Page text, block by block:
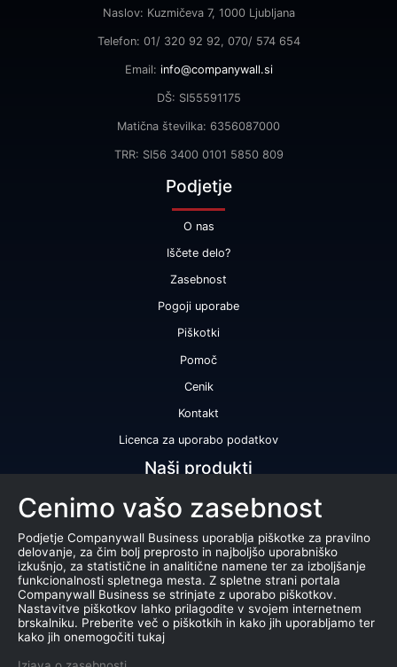
Naslov: Kuzmičeva 7, 1000 Ljubljana
Telefon: 01/ 320 92 92, 070/ 574 654
Email: info@companywall.si
DŠ: SI55591175
Matična številka: 6356087000
TRR: SI56 3400 0101 5850 809
Podjetje
O nas
Iščete delo?
Zasebnost
Pogoji uporabe
Piškotki
Pomoč
Cenik
Kontakt
Licenca za uporabo podatkov
Naši produkti
Bonitetna ocena
Bonitetno poročilo
Certifikat bonitetne odličnosti
Produkti
Sodelovanje z registrom AJPES
Cenimo vašo zasebnost
Podjetje Companywall Business uporablja piškotke za pravilno
delovanje, za čim bolj preprosto in najboljšo uporabniško
izkušnjo, za statistične in analitične namene ter za izboljšanje
funkcionalnosti spletnega mesta. Z spletne strani portala
Companywall Business se strinjate z uporabo piškotkov.
Nastavitve piškotkov lahko prilagodite v svojem internetnem
brskalniku. Preberite več o piškotkih in kako jih uporabljamo ter
kako jih onemogočiti tukaj